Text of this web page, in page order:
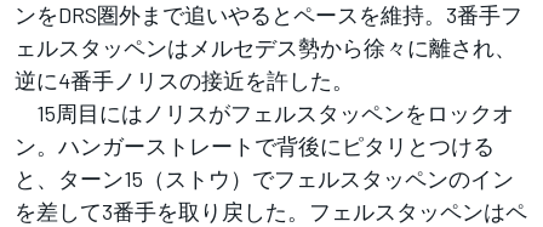
ンをDRS圏外まで追いやるとペースを維持。3番手フ
ェルスタッペンはメルセデス勢から徐々に離され、
逆に4番手ノリスの接近を許した。
15周目にはノリスがフェルスタッペンをロックオ
ン。ハンガーストレートで背後にピタリとつける
と、ターン15（ストウ）でフェルスタッペンのイン
を差して3番手を取り戻した。フェルスタッペンはペ